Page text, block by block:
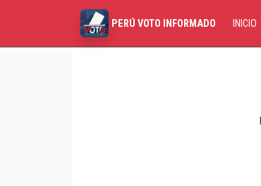
PERÚ VOTO INFORMADO INICIO